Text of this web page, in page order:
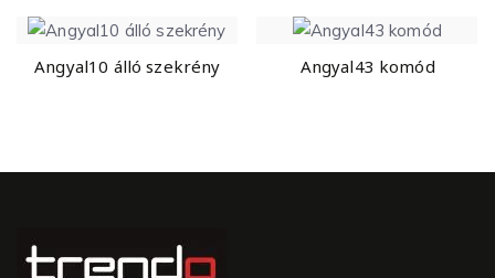
Angyal10 álló szekrény Angyal43 komód